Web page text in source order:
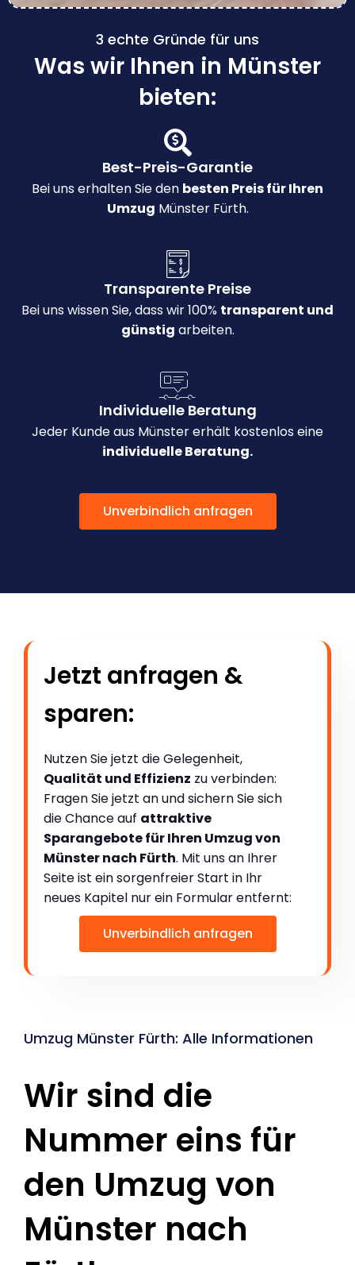
3 echte Gründe für uns
Was wir Ihnen in Münster
bieten:
Best-Preis-Garantie
Bei uns erhalten Sie den besten Preis für Ihren
Umzug Münster Fürth.
Transparente Preise
Bei uns wissen Sie, dass wir 100% transparent und
günstig arbeiten.
Individuelle Beratung
Jeder Kunde aus Münster erhält kostenlos eine
individuelle Beratung.
Unverbindlich anfragen
Jetzt anfragen &
sparen:
Nutzen Sie jetzt die Gelegenheit,
Qualität und Effizienz zu verbinden:
Fragen Sie jetzt an und sichern Sie sich
die Chance auf attraktive
Sparangebote für Ihren Umzug von
Münster nach Fürth. Mit uns an Ihrer
Seite ist ein sorgenfreier Start in Ihr
neues Kapitel nur ein Formular entfernt:
Unverbindlich anfragen
Umzug Münster Fürth: Alle Informationen
Wir sind die
Nummer eins für
den Umzug von
Münster nach